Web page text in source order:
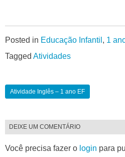
Posted in Educação Infantil , 1
Tagged Atividades
Atividade Inglês – 1 ano EF
DEIXE UM COMENTÁRIO
Você precisa fazer o login para